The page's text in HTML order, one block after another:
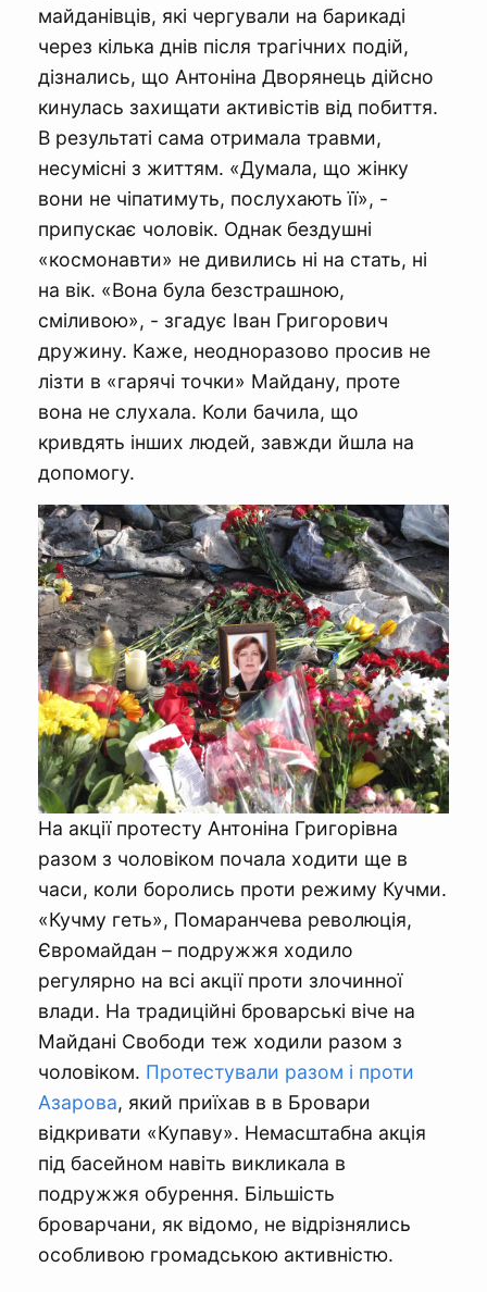
майданівців, які чергували на барикаді
через кілька днів після трагічних подій,
дізнались, що Антоніна Дворянець дійсно
кинулась захищати активістів від побиття.
В результаті сама отримала травми,
несумісні з життям. «Думала, що жінку
вони не чіпатимуть, послухають її», -
припускає чоловік. Однак бездушні
«космонавти» не дивились ні на стать, ні
на вік. «Вона була безстрашною,
сміливою», - згадує Іван Григорович
дружину. Каже, неодноразово просив не
лізти в «гарячі точки» Майдану, проте
вона не слухала. Коли бачила, що
кривдять інших людей, завжди йшла на
допомогу.
На акції протесту Антоніна Григорівна
разом з чоловіком почала ходити ще в
часи, коли боролись проти режиму Кучми.
«Кучму геть», Помаранчева революція,
Євромайдан – подружжя ходило
регулярно на всі акції проти злочинної
влади. На традиційні броварські віче на
Майдані Свободи теж ходили разом з
чоловіком. Протестували разом і проти
Азарова, який приїхав в в Бровари
відкривати «Купаву». Немасштабна акція
під басейном навіть викликала в
подружжя обурення. Більшість
броварчани, як відомо, не відрізнялись
особливою громадською активністю.